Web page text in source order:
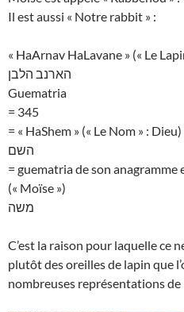
Il est aussi « Notre rabbit » :
« HaArnav HaLavane » (« Le
הארנב הלבן
Guematria
= 345
= « HaShem » (« Le Nom » : Dieu)
השם
= guematria de son anagramme
(« Moïse »)
משה
C’est la raison pour laquelle ce
plutôt des oreilles de lapin que
nombreuses représentations de